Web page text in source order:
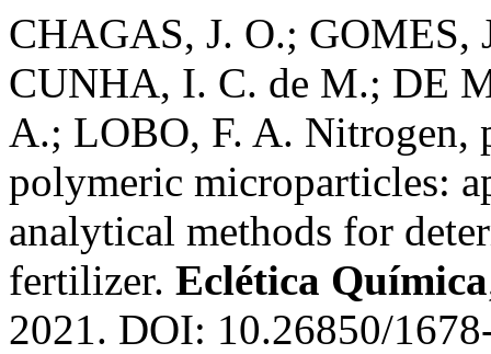
CHAGAS, J. O.; GOMES,
CUNHA, I. C. de M.; DE
A.; LOBO, F. A. Nitrogen,
polymeric microparticles:
analytical methods for
fertilizer. Eclética Química
2021. DOI: 10.26850/